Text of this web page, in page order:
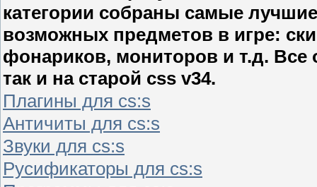
категории собраны самые
возможных предметов в игре:
фонариков, мониторов и т.д. Все
так и на старой css v34.
Плагины для cs:s
Античиты для cs:s
Звуки для cs:s
Русификаторы для cs:s